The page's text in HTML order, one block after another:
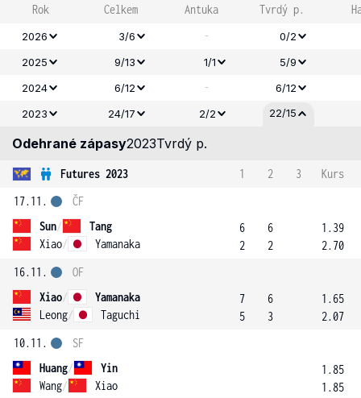
Rok Celkem Antuka Tvrdý p.
2026 3/6 - 0/2
2025
9/13 1/1 5/9
2024
6/12 -
6/12
2023
24/17 2/2 22/15
Odehrané zápasy2023Tvrdý p.
Futures 2023 1 2 3
Kurs
17.11.
Sun/
Tang
Xiao/ Yamanaka
ČF
6
2
6
2
1.39
2.70
16.11.
Xiao/
Yamanaka
Leong/ Taguchi
OF
7
5
6
3
1.65
2.07
10.11.
Huang/
Yin
Wang/ Xiao
SF
1.85
1.85